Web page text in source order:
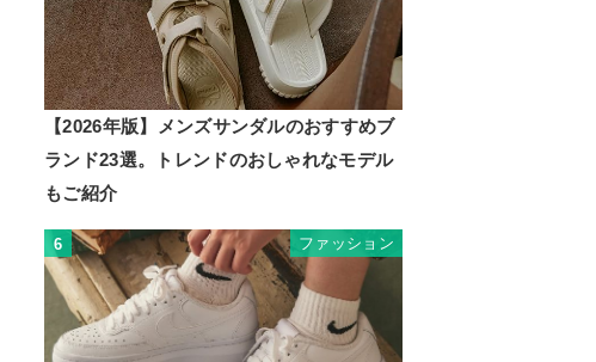
【2026年版】メンズサンダルのおすすめブ
ランド23選。トレンドのおしゃれなモデル
もご紹介
6 ファッション